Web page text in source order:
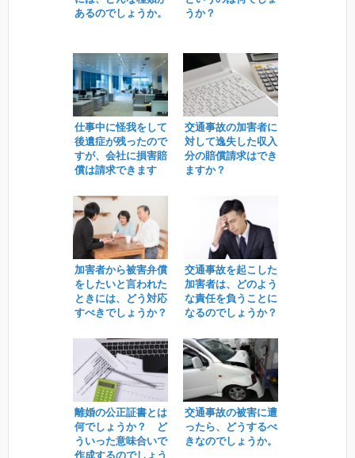
あるのでしょうか。
うか？
仕事中に怪我をして
後遺症が残ったので
すが、会社に損害賠
償は請求できます
交通事故の加害者に
対して逸失した収入
分の賠償請求はでき
ますか？
加害者から被害弁償
をしたいと言われた
ときには、どう対応
すべきでしょうか？
交通事故を起こした
加害者は、どのよう
な責任を負うことに
なるのでしょうか？
離婚の公正証書とは
何でしょうか？ ど
ういった意味合いで
作成するのでしょう
交通事故の被害に遭
ったら、どうするべ
きなのでしょうか。